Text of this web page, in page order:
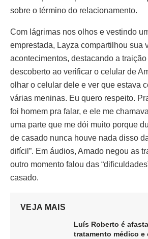
sobre o término do relacionamento.
Com lágrimas nos olhos e vestindo
emprestada, Layza compartilhou sua
acontecimentos, destacando a
descoberto ao verificar o celular de
olhar o celular dele e ver que estava
várias meninas. Eu quero respeito.
foi homem pra falar, e ele me
uma parte que me dói muito porque
de casado nunca houve nada disso
difícil”. Em áudios, Amado negou as
outro momento falou das
casado.
VEJA MAIS
Luís Roberto é
tratamento médico e